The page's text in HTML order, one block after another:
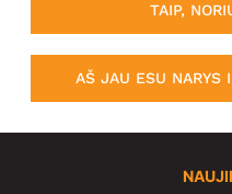
TAIP,
AŠ JAU ESU NARYS